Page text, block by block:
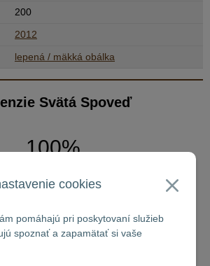
cookies
pomáhajú pri poskytovaní služieb
spoznať a zapamätať si vaše
200
2012
lepená / mäkká obálka
Svätá Spoveď
100%